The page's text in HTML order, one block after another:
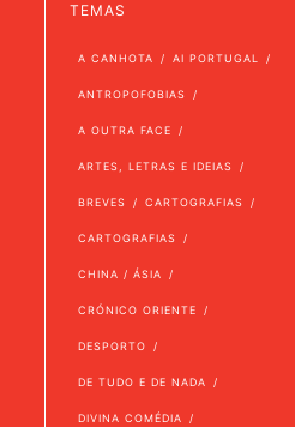
TEMAS
A CANHOTA AI PORTUGAL
ANTROPOFOBIAS
A OUTRA FACE
ARTES, LETRAS E IDEIAS
BREVES CARTOGRAFIAS
CARTOGRAFIAS
CHINA / ÁSIA
CRÓNICO ORIENTE
DESPORTO
DE TUDO E DE NADA
DIVINA COMÉDIA